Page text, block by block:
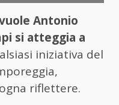
Antonio
si atteggia a
iniziativa del
riflettere.